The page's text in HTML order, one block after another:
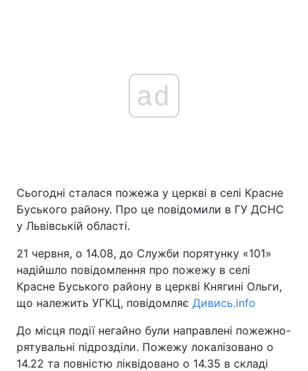
Головна Війна
Економіка Світ
ad
Сьогодні сталася пожежа у церкві в селі Красне
Буського району. Про це повідомили в ГУ ДСНС
у Львівській області.
21 червня, о 14.08, до Служби порятунку «101»
надійшло повідомлення про пожежу в селі
Красне Буського району в церкві Княгині Ольги,
що належить УГКЦ, повідомляє Дивись.info
До місця події негайно були направлені пожежно-
рятувальні підрозділи. Пожежу локалізовано о
14.22 та повністю ліквідовано о 14.35 в складі